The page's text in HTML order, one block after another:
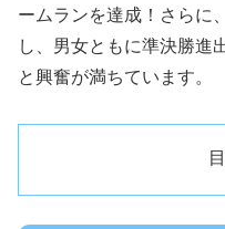
ームランを達成！さらに
し、男女ともに準決勝進
と興奮が満ちています。